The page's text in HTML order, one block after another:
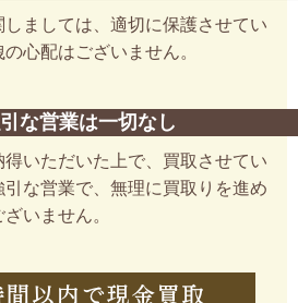
ましては、適切に保護させてい
心配はございません。
引な営業は一切なし
いただいた上で、買取させてい
な営業で、無理に買取りを進め
いません。